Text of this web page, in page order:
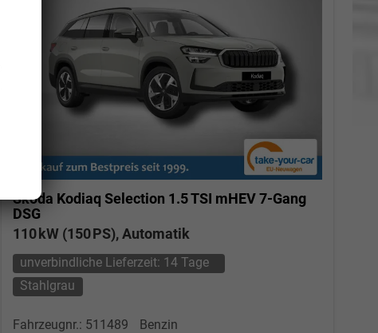
Skoda Kodiaq Selection 1.5 TSI mHEV 7-Gang
DSG
110 kW (150 PS), Automatik
unverbindliche Lieferzeit: 14 Tage
Stahlgrau
Fahrzeugnr.: 511489
Benzin
Elvedin Calakovic